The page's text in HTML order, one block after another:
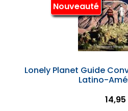
Nouveauté
Lonely Planet Guide
Latino-